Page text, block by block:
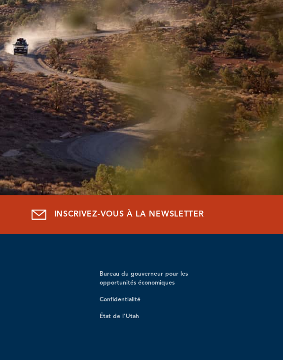
INSCRIVEZ-VOUS À LA NEWSLETTER
Bureau du gouverneur pour les
opportunités économiques
Confidentialité
État de l'Utah